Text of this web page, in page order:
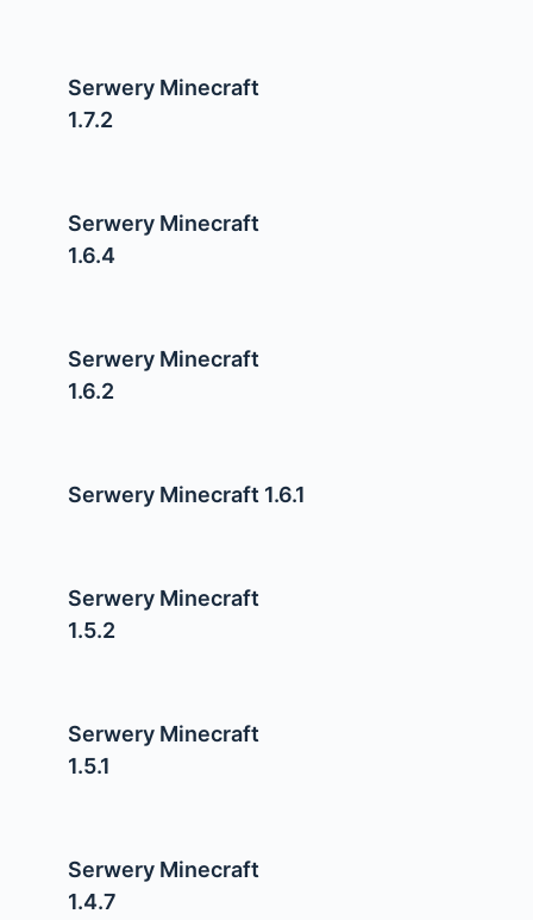
Serwery Minecraft
1.7.2
Serwery Minecraft
1.6.4
Serwery Minecraft
1.6.2
Serwery Minecraft 1.6.1
Serwery Minecraft
1.5.2
Serwery Minecraft
1.5.1
Serwery Minecraft
1.4.7